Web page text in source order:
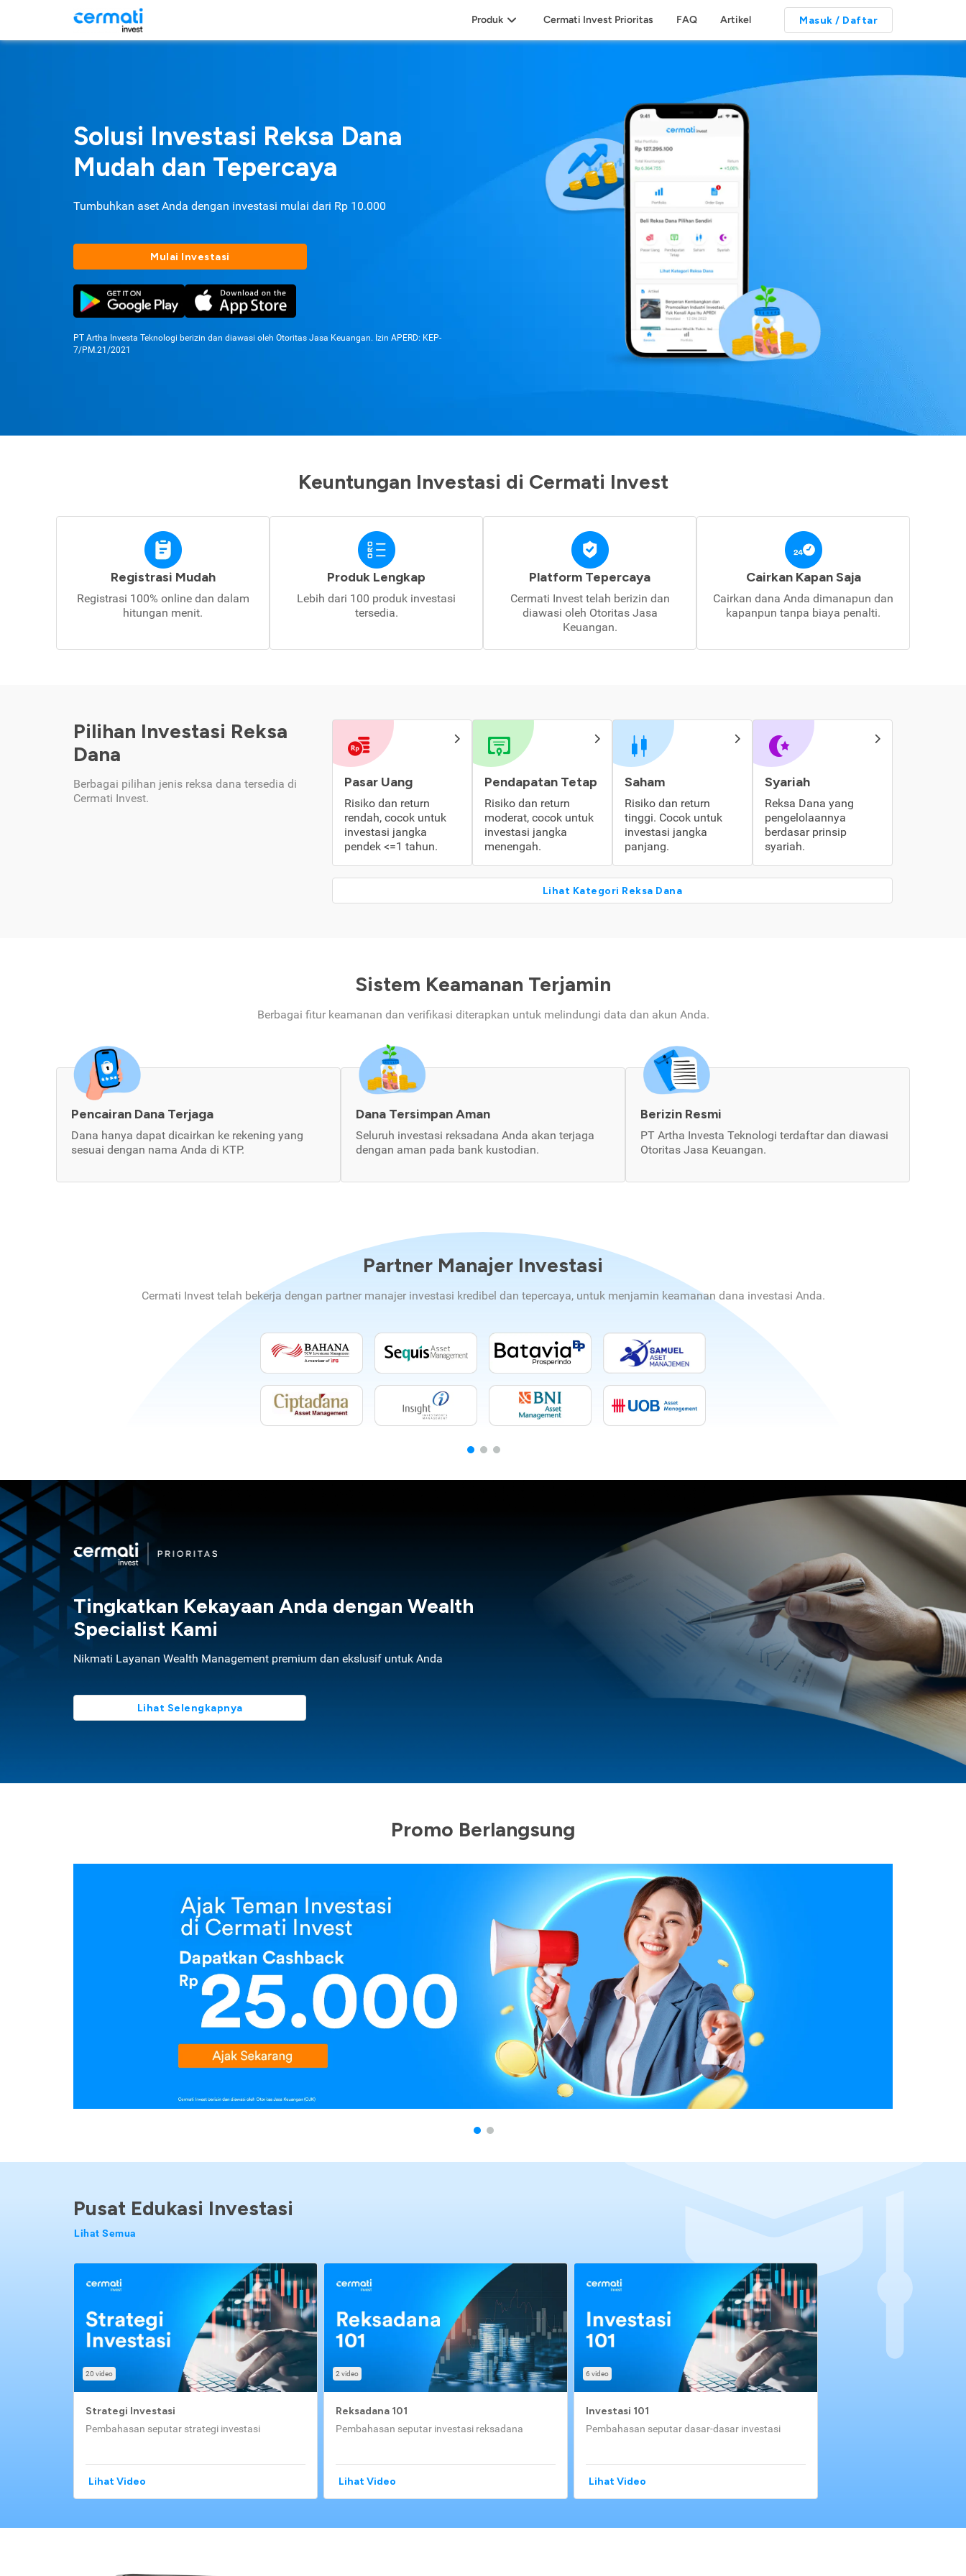
Produk Cermati Invest Prioritas FAQ Artikel Masuk / Daftar
Solusi Investasi Reksa Dana
Mudah dan Tepercaya
Tumbuhkan aset Anda dengan investasi mulai dari Rp 10.000
Mulai Investasi
PT Artha Investa Teknologi berizin dan diawasi oleh Otoritas Jasa Keuangan. Izin APERD: KEP-
7/PM.21/2021
Keuntungan Investasi di Cermati Invest
Registrasi Mudah
Registrasi 100% online dan dalam
hitungan menit.
Produk Lengkap
Lebih dari 100 produk investasi
tersedia.
Platform Tepercaya
Cermati Invest telah berizin dan
diawasi oleh Otoritas Jasa
Keuangan.
Cairkan Kapan Saja
Cairkan dana Anda dimanapun dan
kapanpun tanpa biaya penalti.
Pilihan Investasi Reksa
Dana
Berbagai pilihan jenis reksa dana tersedia di
Cermati Invest.
Pasar Uang
Risiko dan return
rendah, cocok untuk
investasi jangka
pendek <=1 tahun.
Pendapatan Tetap
Risiko dan return
moderat, cocok untuk
investasi jangka
menengah.
Saham
Risiko dan return
tinggi. Cocok untuk
investasi jangka
panjang.
Syariah
Reksa Dana yang
pengelolaannya
berdasar prinsip
syariah.
Lihat Kategori Reksa Dana
Sistem Keamanan Terjamin
Berbagai fitur keamanan dan verifikasi diterapkan untuk melindungi data dan akun Anda.
Pencairan Dana Terjaga
Dana hanya dapat dicairkan ke rekening yang
sesuai dengan nama Anda di KTP.
Dana Tersimpan Aman
Seluruh investasi reksadana Anda akan terjaga
dengan aman pada bank kustodian.
Berizin Resmi
PT Artha Investa Teknologi terdaftar dan diawasi
Otoritas Jasa Keuangan.
Partner Manajer Investasi
Cermati Invest telah bekerja dengan partner manajer investasi kredibel dan tepercaya, untuk menjamin keamanan dana investasi Anda.
Tingkatkan Kekayaan Anda dengan Wealth
Specialist Kami
Nikmati Layanan Wealth Management premium dan ekslusif untuk Anda
Lihat Selengkapnya
Promo Berlangsung
Pusat Edukasi Investasi
Lihat Semua
20 video
Strategi Investasi
Pembahasan seputar strategi investasi
Lihat Video
2 video
Reksadana 101
Pembahasan seputar investasi reksadana
Lihat Video
6 video
Investasi 101
Pembahasan seputar dasar-dasar investasi
Lihat Video